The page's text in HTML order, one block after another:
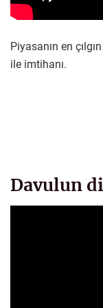
Piyasanın en
ile imtihanı.
Davulun